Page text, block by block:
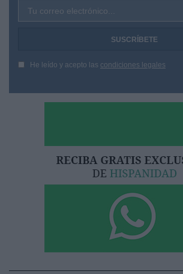
Tu correo electrónico...
He leído y acepto las condiciones legales